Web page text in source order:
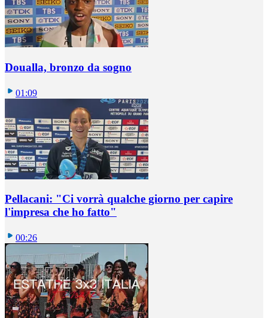
Doualla, bronzo da sogno
01:09
Pellacani: "Ci vorrà qualche giorno per capire
l'impresa che ho fatto"
00:26